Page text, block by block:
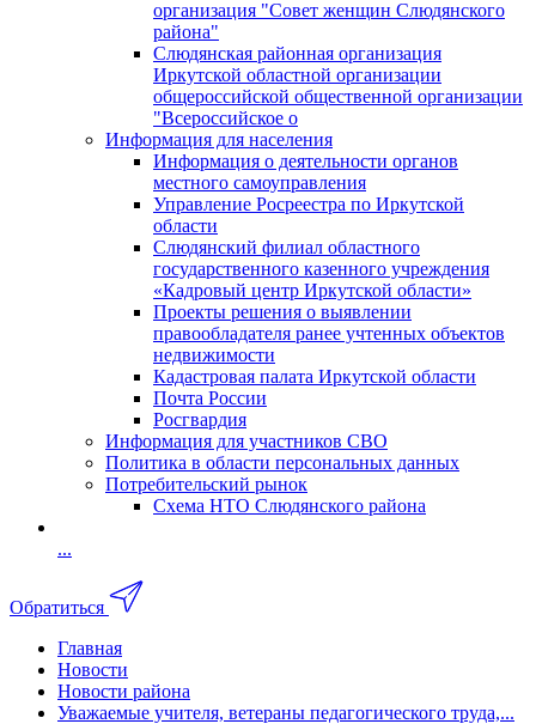
организация "Совет женщин Слюдянского
района"
Слюдянская районная организация
Иркутской областной организации
общероссийской общественной организации
"Всероссийское о
Информация для населения
Информация о деятельности органов
местного самоуправления
Управление Росреестра по Иркутской
области
Слюдянский филиал областного
государственного казенного учреждения
«Кадровый центр Иркутской области»
Проекты решения о выявлении
правообладателя ранее учтенных объектов
недвижимости
Кадастровая палата Иркутской области
Почта России
Росгвардия
Информация для участников СВО
Политика в области персональных данных
Потребительский рынок
Схема НТО Слюдянского района
...
Обратиться
Главная
Новости
Новости района
Уважаемые учителя, ветераны педагогического труда,...